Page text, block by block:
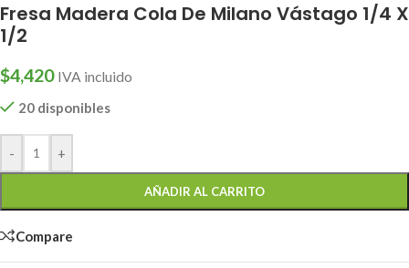
Fresa Madera Cola De Milano Vástago 1/4 X
1/2
$4,420 IVA incluido
20 disponibles
- +
AÑADIR AL CARRITO
Compare